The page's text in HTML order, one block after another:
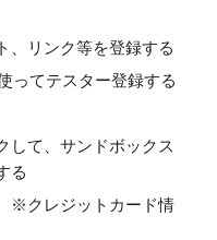
、リンク等を登録する
ってテスター登録する
して、サンドボックス
る
※クレジットカード情